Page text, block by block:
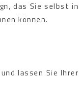
das Sie selbst in
können.
lassen Sie Ihrer